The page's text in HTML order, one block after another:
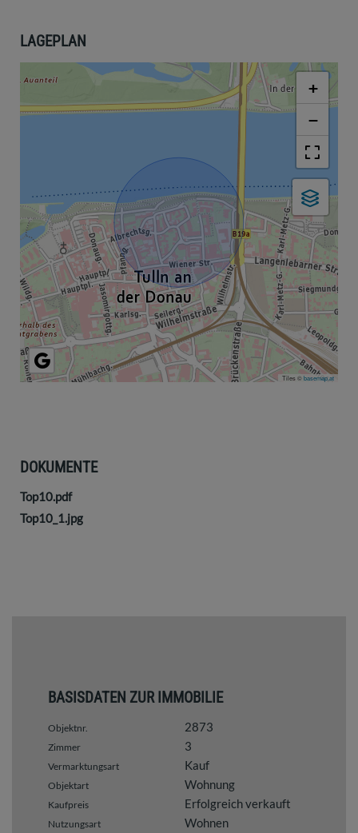
LAGEPLAN
+
−
Tiles ©basemap.at
DOKUMENTE
Top10.pdf
Top10_1.jpg
BASISDATEN ZUR IMMOBILIE
Objektnr. 2873
Zimmer 3
Vermarktungsart Kauf
Objektart Wohnung
Kaufpreis Erfolgreich verkauft
Nutzungsart Wohnen